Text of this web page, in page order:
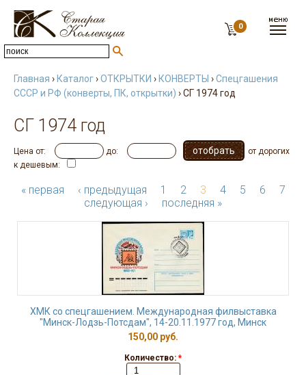
0
Главная › Каталог›ОТКРЫТКИ › КОНВЕРТЫ ›Спецгашения
СССР и РФ (конверты, ПК, открытки) › СГ 1974 год
СГ 1974 год
Цена от: до:
от дорогих
к дешевым:
« первая ‹ предыдущая 1 2 3 4 5 6
7
следующая ›
последняя »
ХМК со спецгашением. Международная филвыставка
"Минск-Лодзь-Потсдам", 14-20.11.1977 год, Минск
150,00 руб.
Количество: *